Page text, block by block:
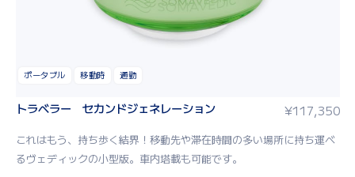
ポータブル 移動時 通勤
トラベラー セカンドジェネレーション ¥117,350
これはもう、持ち歩く結界！移動先や滞在時間の多い場所に持ち運べ
るヴェディックの小型版。車内塔載も可能です。